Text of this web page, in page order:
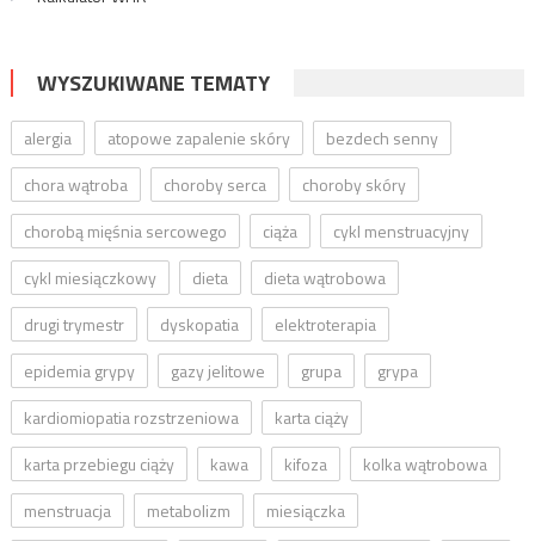
WYSZUKIWANE TEMATY
alergia atopowe zapalenie skóry
bezdech senny
chora wątroba
choroby serca
choroby skóry
chorobą mięśnia sercowego
ciąża
cykl menstruacyjny
cykl miesiączkowy
dieta
dieta wątrobowa
drugi trymestr
dyskopatia
elektroterapia
epidemia grypy
gazy jelitowe grupa
grypa
kardiomiopatia rozstrzeniowa
karta ciąży
karta przebiegu ciąży
kawa kifoza
kolka wątrobowa
menstruacja
metabolizm
miesiączka